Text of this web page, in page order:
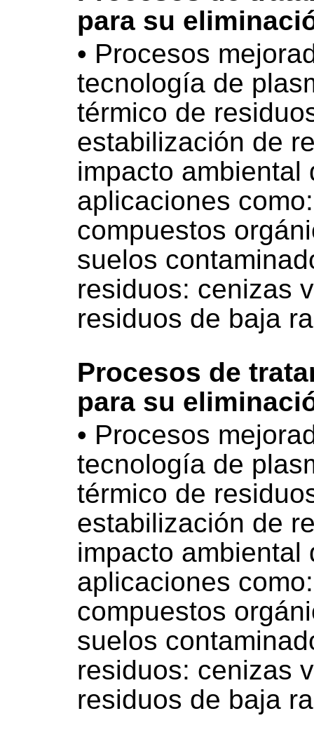
para su
• Procesos
tecnología de
térmico de
estabilización de
impacto ambiental
aplicaciones
compuestos
suelos
residuos: cenizas
residuos de baja
Procesos de
para su
• Procesos
tecnología de
térmico de
estabilización de
impacto ambiental
aplicaciones
compuestos
suelos
residuos: cenizas
residuos de baja